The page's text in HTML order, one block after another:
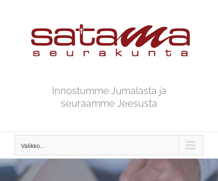
Innostumme Jumalasta ja
seuraamme Jeesusta
Valikko...